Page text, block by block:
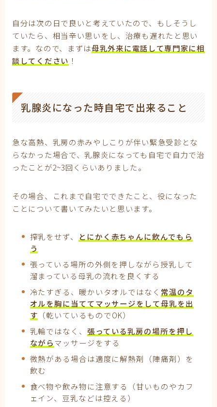
自分は次の日で良いと考えていたので、もしそうし
ていたら、相当辛い思いをし、治療も遅れたと思い
ます。なので、まずは母乳外来に電話して専門家に相
談してください ！
乳腺炎になった時自宅で出来ること
急な高熱、乳房の赤みやしこりが伴い緊急受診とな
らなかった場合で、乳腺炎になっても自宅で自力で治
ったことが2~3回くらいありました。
その場合、これまで自宅でできたこと、役になった
ことについて書いてみたいと思います。
搾乳をせず、
とにかく赤ちゃんに飲んでもら
う
張っている場所の外側を押しながら授乳して
溜まっている母乳の流れを良くする
冷たすぎる、暖かいタオルではなく 常温のタ
オルを胸に当ててマッサージをして母乳を出
す （乾いているものでOK）
乳輪ではなく、 張っている乳房の場所を押し
ながらマッサージをする
微熱がある場合は適度に解熱剤（陣痛剤）を
飲む
食べ物や飲み物に注意する（甘いものやカフ
ェイン、豆乳などは控える）